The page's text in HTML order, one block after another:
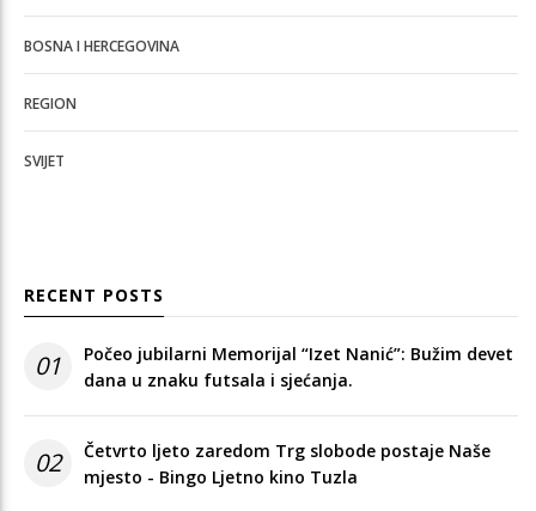
BOSNA I HERCEGOVINA
REGION
SVIJET
RECENT POSTS
01
Počeo jubilarni Memorijal “Izet Nanić”: Bužim devet
dana u znaku futsala i sjećanja.
02
Četvrto ljeto zaredom Trg slobode postaje Naše
mjesto - Bingo Ljetno kino Tuzla